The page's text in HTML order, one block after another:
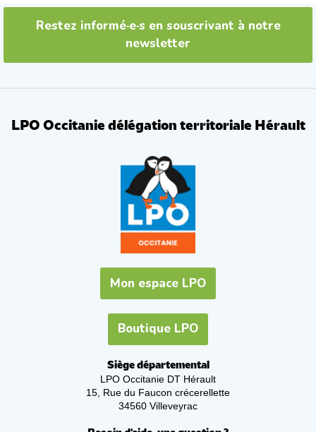
Restez informé·e·s en souscrivant à notre
newsletter
LPO Occitanie délégation territoriale Hérault
Mon espace LPO
Boutique LPO
Siège départemental
LPO Occitanie DT Hérault
15, Rue du Faucon crécerellette
34560 Villeveyrac